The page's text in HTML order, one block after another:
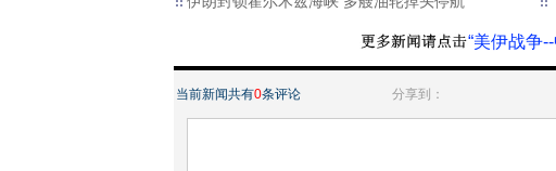
“美伊战争
当前新闻共有0条评论 分享到：